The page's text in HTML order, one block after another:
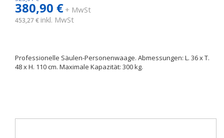
380,90 €+ MwSt
453,27 € inkl. MwSt
Professionelle Säulen-Personenwaage. Abmessungen: L. 36 x T.
48 x H. 110 cm. Maximale Kapazität: 300 kg.